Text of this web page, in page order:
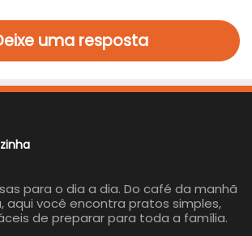
uma resposta
para o dia a dia. Do café da manhã
aqui você encontra pratos simples,
de preparar para toda a família.